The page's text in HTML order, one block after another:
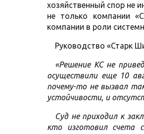
хозяйственный спор не
не только компании
компании в роли
Руководство «Старк
«Решение КС не
осуществили еще 10
почему-то не вызвал
устойчивости, и
Суд не приходил к
кто изготовил счета